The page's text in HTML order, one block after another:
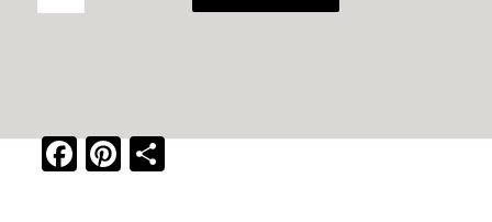
Facebook
Pinterest
Share